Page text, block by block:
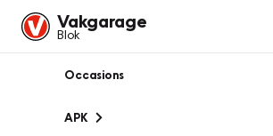
Vakgarage
Blok
Occasions
APK